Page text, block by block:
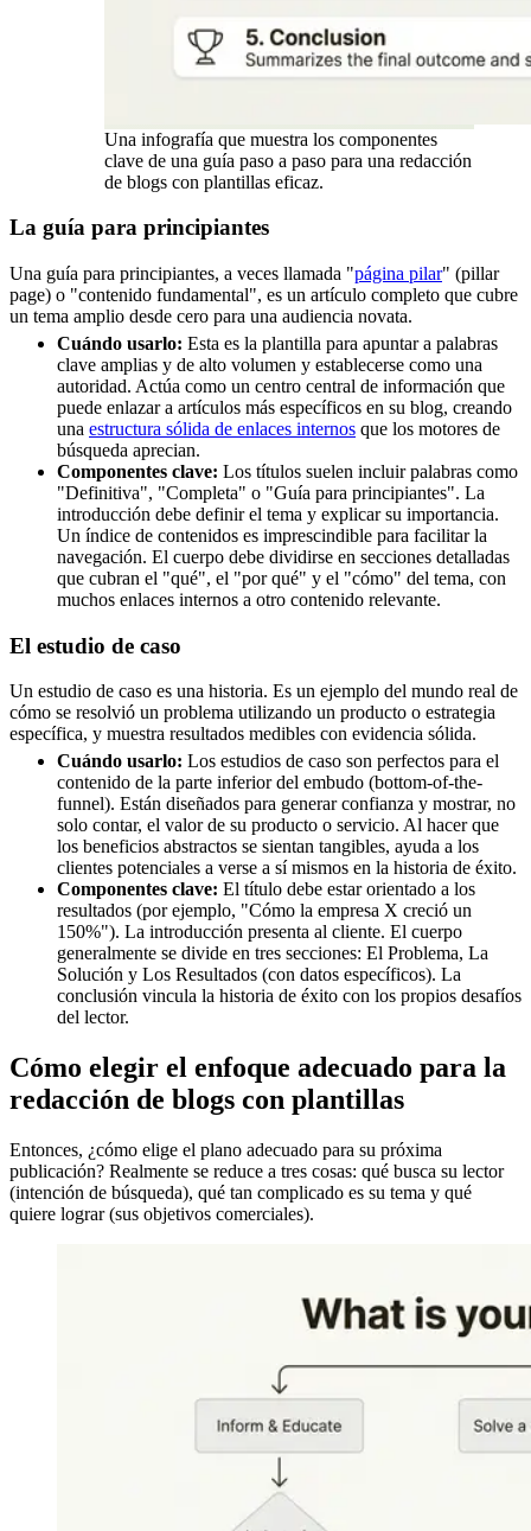
Una infografía que muestra los componentes
clave de una guía paso a paso para una redacción
de blogs con plantillas eficaz.
La guía para principiantes
Una guía para principiantes, a veces llamada "página pilar" (pillar
page) o "contenido fundamental", es un artículo completo que cubre
un tema amplio desde cero para una audiencia novata.
Cuándo usarlo: Esta es la plantilla para apuntar a palabras
clave amplias y de alto volumen y establecerse como una
autoridad. Actúa como un centro central de información que
puede enlazar a artículos más específicos en su blog, creando
una estructura sólida de enlaces internos que los motores de
búsqueda aprecian.
Componentes clave: Los títulos suelen incluir palabras como
"Definitiva", "Completa" o "Guía para principiantes". La
introducción debe definir el tema y explicar su importancia.
Un índice de contenidos es imprescindible para facilitar la
navegación. El cuerpo debe dividirse en secciones detalladas
que cubran el "qué", el "por qué" y el "cómo" del tema, con
muchos enlaces internos a otro contenido relevante.
El estudio de caso
Un estudio de caso es una historia. Es un ejemplo del mundo real de
cómo se resolvió un problema utilizando un producto o estrategia
específica, y muestra resultados medibles con evidencia sólida.
Cuándo usarlo: Los estudios de caso son perfectos para el
contenido de la parte inferior del embudo (bottom-of-the-
funnel). Están diseñados para generar confianza y mostrar, no
solo contar, el valor de su producto o servicio. Al hacer que
los beneficios abstractos se sientan tangibles, ayuda a los
clientes potenciales a verse a sí mismos en la historia de éxito.
Componentes clave: El título debe estar orientado a los
resultados (por ejemplo, "Cómo la empresa X creció un
150%"). La introducción presenta al cliente. El cuerpo
generalmente se divide en tres secciones: El Problema, La
Solución y Los Resultados (con datos específicos). La
conclusión vincula la historia de éxito con los propios desafíos
del lector.
Cómo elegir el enfoque adecuado para la
redacción de blogs con plantillas
Entonces, ¿cómo elige el plano adecuado para su próxima
publicación? Realmente se reduce a tres cosas: qué busca su lector
(intención de búsqueda), qué tan complicado es su tema y qué
quiere lograr (sus objetivos comerciales).